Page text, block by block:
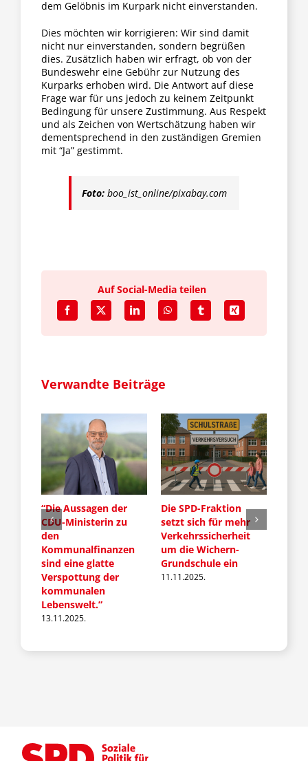
Kontakt
dem Gelöbnis im Kurpark nicht einverstanden.
Dies möchten wir korrigieren: Wir sind damit
nicht nur einverstanden, sondern begrüßen
dies. Zusätzlich haben wir erfragt, ob von der
Bundeswehr eine Gebühr zur Nutzung des
Kurparks erhoben wird. Die Antwort auf diese
Frage war für uns jedoch zu keinem Zeitpunkt
Bedingung für unsere Zustimmung. Aus Respekt
und als Zeichen von Wertschätzung haben wir
dementsprechend in den zuständigen Gremien
mit “Ja” gestimmt.
Foto: boo_ist_online/pixabay.com
Auf Social-Media teilen
Verwandte Beiträge
“Die Aussagen der
CDU-Ministerin zu
den
Kommunalfinanzen
sind eine glatte
Verspottung der
kommunalen
Lebenswelt.”
13.11.2025.
Die SPD-Fraktion
setzt sich für mehr
Verkehrssicherheit
um die Wichern-
Grundschule ein
11.11.2025.